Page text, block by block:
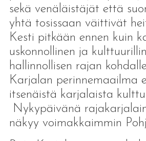
sekä venäläistäjät että
yhtä tosissaan väittivät
Kesti pitkään ennen kuin
uskonnollinen ja
hallinnollisen rajan
Karjalan perinnemaailma
itsenäistä karjalaista
Nykypäivänä
näkyy voimakkaimmin